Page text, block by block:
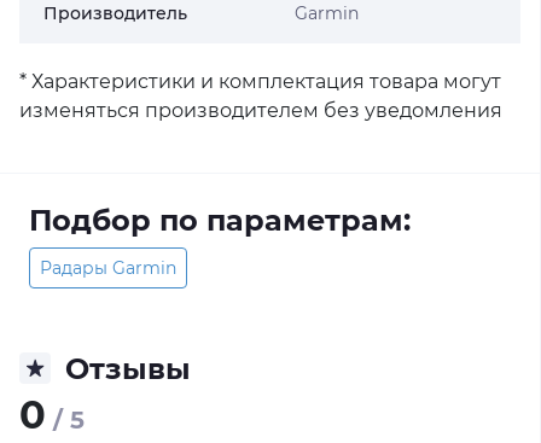
Производитель Garmin
* Характеристики и комплектация товара могут
изменяться производителем без уведомления
Подбор по параметрам:
Радары Garmin
Отзывы
0 / 5